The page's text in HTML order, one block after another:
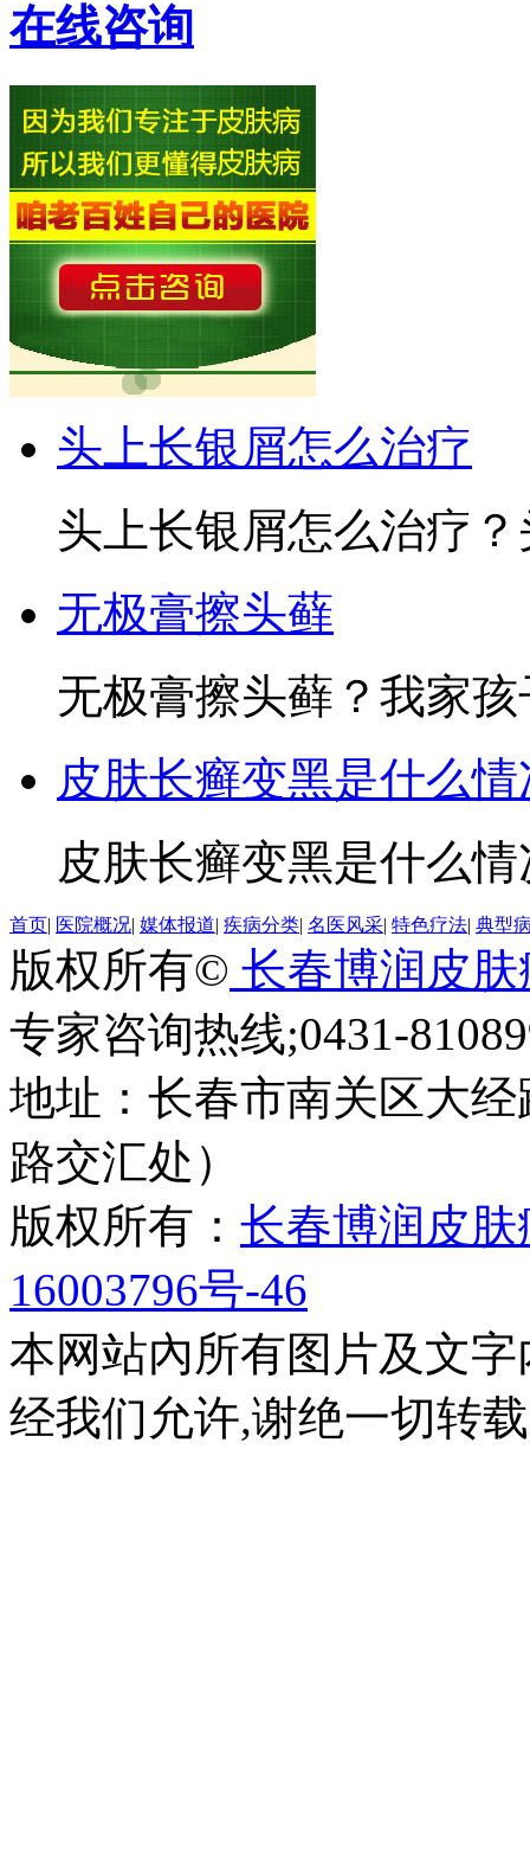
在线咨询
头上长银屑怎么治疗
头上长银屑怎么治疗
无极膏擦头藓
无极膏擦头藓？我家
皮肤长癣变黑是什么情
皮肤长癣变黑是什么
首页| 医院概况| 媒体报道| 疾病分类| 名医风采| 特色疗法| 典型
版权所有© 长春博润皮
专家咨询热线;0431-
地址：长春市南关区大
路交汇处）
版权所有： 长春博润皮肤
16003796号-46
本网站內所有图片及文
经我们允许,谢绝一切转载